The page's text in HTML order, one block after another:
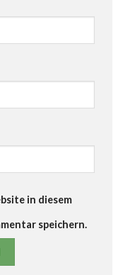
in diesem
speichern.